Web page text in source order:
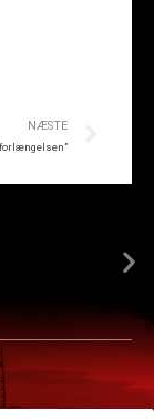
NÆSTE
forlængelsen”